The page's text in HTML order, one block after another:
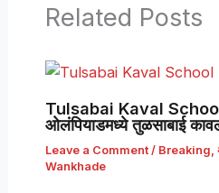
Related Posts
Tulsabai Kaval
ओलंपियाडमध्ये तुळसाबाई
Leave a Comment / Breaking
Wankhade